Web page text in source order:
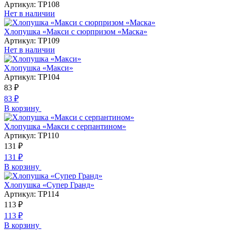
Артикул: ТР108
Нет в наличии
Хлопушка «Макси с сюрпризом «Маска»
Артикул: ТР109
Нет в наличии
Хлопушка «Макси»
Артикул: ТР104
83 ₽
83 ₽
В корзину
Хлопушка «Макси с серпантином»
Артикул: ТР110
131 ₽
131 ₽
В корзину
Хлопушка «Супер Гранд»
Артикул: ТР114
113 ₽
113 ₽
В корзину